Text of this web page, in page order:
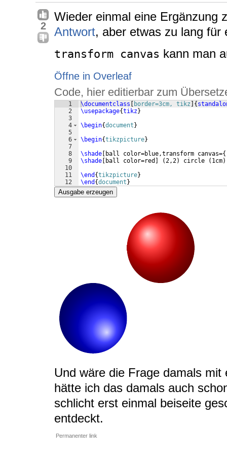
2
Wieder einmal eine Ergänzung
Antwort, aber etwas zu lang für
transform canvas kann man
Öffne in Overleaf
Code, hier editierbar zum
1
2
3
4
5
6
7
8
9
10
11
12
\documentclass border=3cm, tikz {
\usepackage{tikz}
\begin{document }
\begin{tikzpicture}
\shade
ball color=blue,transform canvas={
\shade
ball color=red (2,2) circle ( 1cm)
\end {tikzpicture}
\end {document }
Ausgabe erzeugen
Und wäre die Frage damals
hätte ich das damals auch
schlicht erst einmal beiseite
entdeckt.
Permanenter link